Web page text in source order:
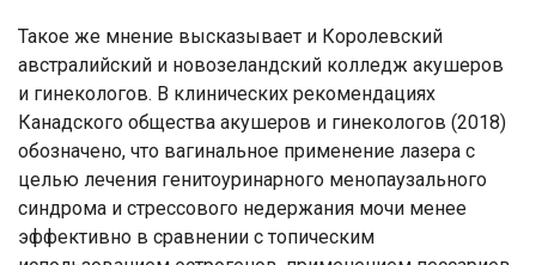
Такое же мнение высказывает и Королевский
австралийский и новозеландский колледж акушеров
и гинекологов. В клинических рекомендациях
Канадского общества акушеров и гинекологов (2018)
обозначено, что вагинальное применение лазера с
целью лечения генитоуринарного менопаузального
синдрома и стрессового недержания мочи менее
эффективно в сравнении с топическим